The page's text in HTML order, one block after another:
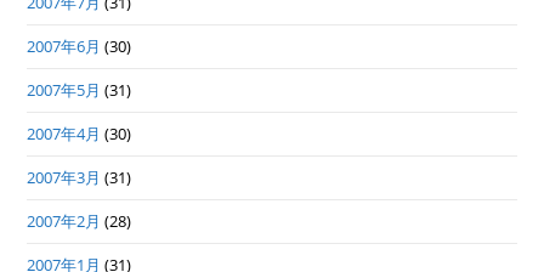
2007年6月 (30)
2007年5月 (31)
2007年4月 (30)
2007年3月 (31)
2007年2月 (28)
2007年1月 (31)